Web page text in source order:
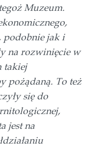
Muzeum.
podobnie jak i
na rozwinięcie w
takiej
pożądaną. To też
się do
jest na